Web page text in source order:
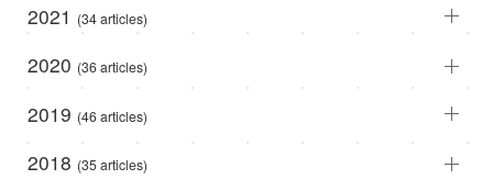
2021 (34 articles)
2020 (36 articles)
2019 (46 articles)
2018 (35 articles)